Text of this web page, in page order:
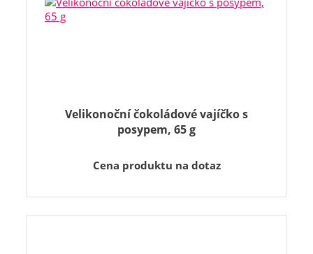
Velikonoční čokoládové vajíčko s
posypem, 65 g
Cena produktu na dotaz